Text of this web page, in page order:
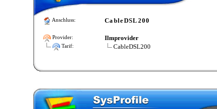
Anschluss: CableDSL200
Provider: Ilmprovider
Tarif: CableDSL200